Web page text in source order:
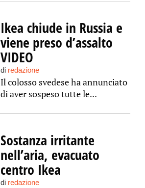
Ikea chiude in Russia e
viene preso d’assalto
VIDEO
di redazione
Il colosso svedese ha annunciato
di aver sospeso tutte le...
Sostanza irritante
nell’aria, evacuato
centro Ikea
di redazione